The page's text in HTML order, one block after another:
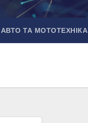
АВТО ТА МОТОТЕХНІКА